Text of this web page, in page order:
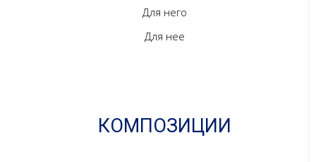
Для него
Для нее
КОМПОЗИЦИИ